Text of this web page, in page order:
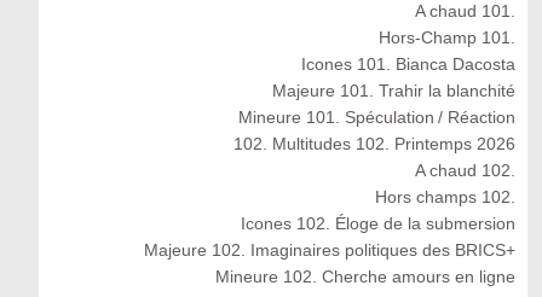
A chaud 101.
Hors-Champ 101.
Icones 101. Bianca Dacosta
Majeure 101. Trahir la blanchité
Mineure 101. Spéculation / Réaction
102. Multitudes 102. Printemps 2026
A chaud 102.
Hors champs 102.
Icones 102. Éloge de la submersion
Majeure 102. Imaginaires politiques des BRICS+
Mineure 102. Cherche amours en ligne